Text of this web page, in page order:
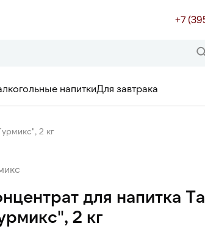
+7
напиткиДля завтрака
2 кг
для напитка
2 кг